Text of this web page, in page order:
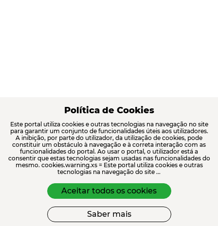
Política de Cookies
Este portal utiliza cookies e outras tecnologias na navegação no site
para garantir um conjunto de funcionalidades úteis aos utilizadores.
A inibição, por parte do utilizador, da utilização de cookies, pode
constituir um obstáculo à navegação e à correta interação com as
funcionalidades do portal. Ao usar o portal, o utilizador está a
consentir que estas tecnologias sejam usadas nas funcionalidades do
mesmo. cookies.warning.xs = Este portal utiliza cookies e outras
tecnologias na navegação do site ...
Aceitar todos os cookies
Saber mais